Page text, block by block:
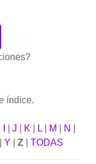
índice.
J K L M N
Y Z TODAS